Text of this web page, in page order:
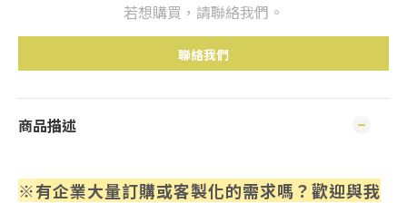
若想購買，請聯絡我們。
聯絡我們
商品描述
※有企業大量訂購或客製化的需求嗎？歡迎與我